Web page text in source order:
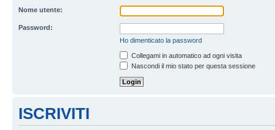
Nome utente:
Password:
Ho dimenticato la password
Collegami in automatico ad ogni visita
Nascondi il mio stato per questa sessione
ISCRIVITI